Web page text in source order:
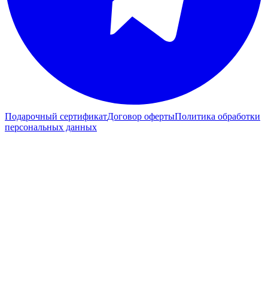
Подарочный сертификатДоговор офертыПолитика обработки
персональных данных